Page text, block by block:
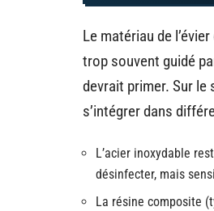
Le matériau de
trop souvent guidé
devrait primer. Sur le
s’intégrer dans
L’acier inoxydable
désinfecter, mais
La résine composite